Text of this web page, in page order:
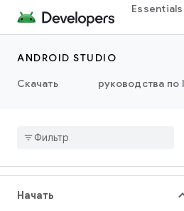
Essentials
ANDROID STUDIO
Скачать
руководства по
Начать